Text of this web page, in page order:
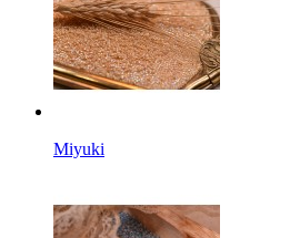
Miyuki